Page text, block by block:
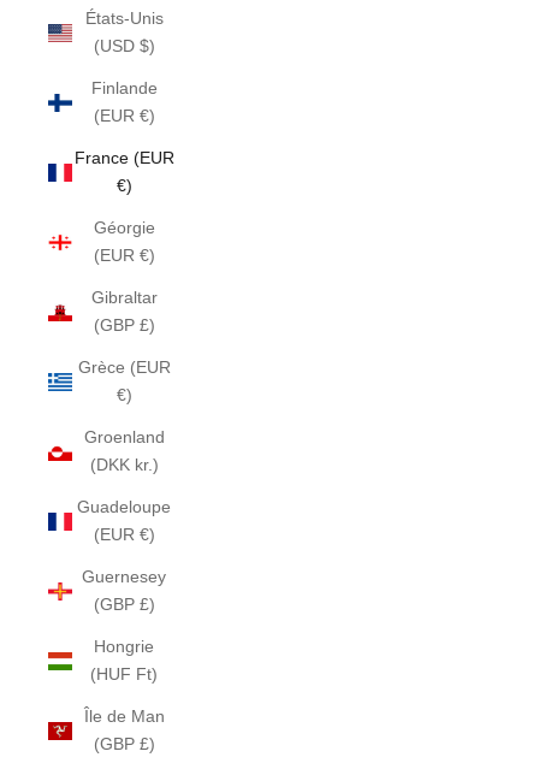
États-Unis
(USD $)
Finlande
(EUR €)
France (EUR
€)
Géorgie
(EUR €)
Gibraltar
(GBP £)
Grèce (EUR
€)
Groenland
(DKK kr.)
Guadeloupe
(EUR €)
Guernesey
(GBP £)
Hongrie
(HUF Ft)
Île de Man
(GBP £)